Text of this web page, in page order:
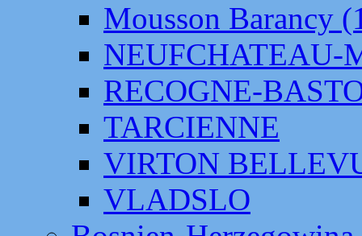
Mousson Barancy
NEUFCHATEAU-
RECOGNE-
TARCIENNE
VIRTON
VLADSLO